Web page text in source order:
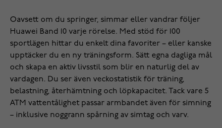
Oavsett om du springer, simmar eller vandrar följer
Huawei Band 10 varje rörelse. Med stöd för 100
sportlägen hittar du enkelt dina favoriter – eller kanske
upptäcker du en ny träningsform. Sätt egna dagliga mål
och skapa en aktiv livsstil som blir en naturlig del av
vardagen. Du ser även veckostatistik för träning,
belastning, återhämtning och löpkapacitet. Tack vare 5
ATM vattentålighet passar armbandet även för simning
– inklusive noggrann spårning av simtag och varv.